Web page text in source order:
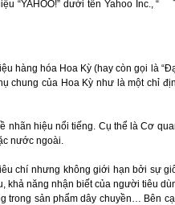
“YAHOO!” dưới tên Yahoo Inc., “
hàng hóa Hoa Kỳ (hay còn gọi là
chung của Hoa Kỳ như là một chỉ
hiệu nổi tiếng. Cụ thể là Cơ
nước ngoài.
chí nhưng không giới hạn bởi sự
năng nhận biết của người tiêu
trong sản phẩm dây chuyền… Bên